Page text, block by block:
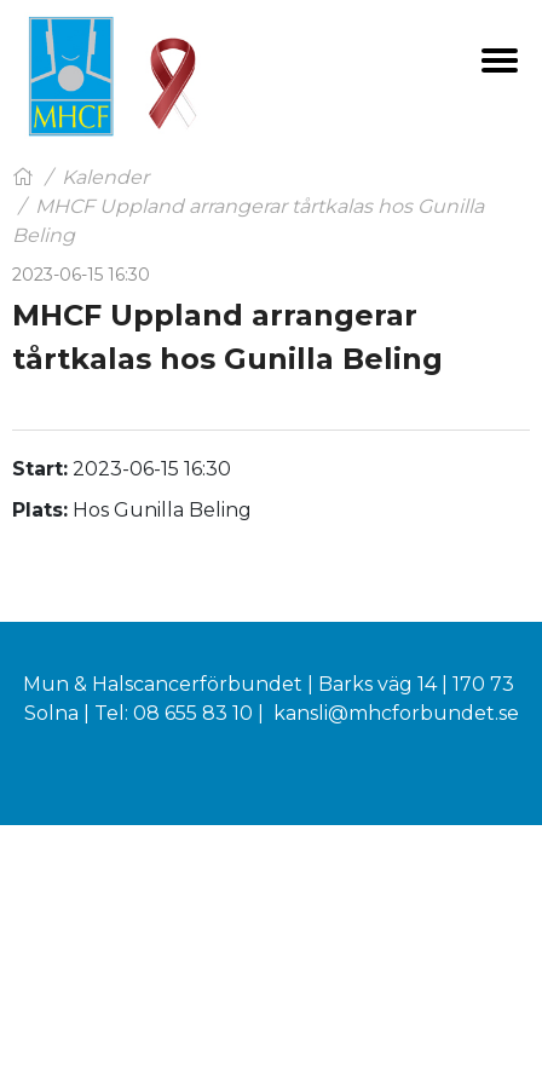
Kalender
MHCF Uppland arrangerar tårtkalas hos Gunilla
Beling
2023-06-15 16:30
MHCF Uppland arrangerar
tårtkalas hos Gunilla Beling
Start: 2023-06-15 16:30
Plats: Hos Gunilla Beling
Mun & Halscancerförbundet | Barks väg 14 | 170 73
Solna | Tel: 08 655 83 10 |
kansli@mhcforbundet.se